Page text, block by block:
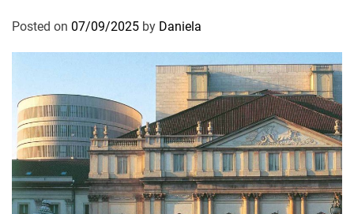
u
d
G
e
s
c
h
i
c
Posted on 07/09/2025 by Daniela